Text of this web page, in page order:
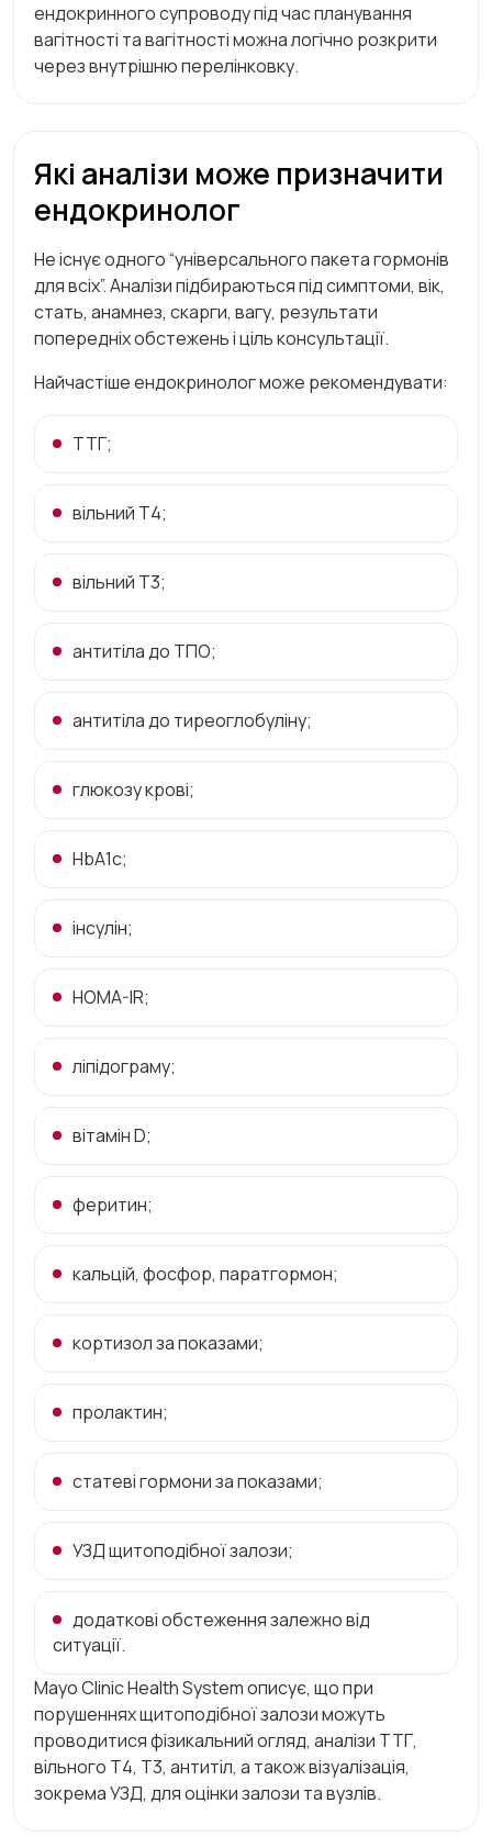
ендокринного супроводу під час планування
вагітності та вагітності можна логічно розкрити
через внутрішню перелінковку.
Які аналізи може призначити
ендокринолог
Не існує одного “універсального пакета гормонів
для всіх”. Аналізи підбираються під симптоми, вік,
стать, анамнез, скарги, вагу, результати
попередніх обстежень і ціль консультації.
Найчастіше ендокринолог може рекомендувати:
ТТГ;
вільний Т4;
вільний Т3;
антитіла до ТПО;
антитіла до тиреоглобуліну;
глюкозу крові;
HbA1c;
інсулін;
HOMA-IR;
ліпідограму;
вітамін D;
феритин;
кальцій, фосфор, паратгормон;
кортизол за показами;
пролактин;
статеві гормони за показами;
УЗД щитоподібної залози;
додаткові обстеження залежно від
ситуації.
Mayo Clinic Health System описує, що при
порушеннях щитоподібної залози можуть
проводитися фізикальний огляд, аналізи ТТГ,
вільного Т4, Т3, антитіл, а також візуалізація,
зокрема УЗД, для оцінки залози та вузлів.